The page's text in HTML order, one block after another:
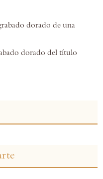
dorado de una
dorado del título